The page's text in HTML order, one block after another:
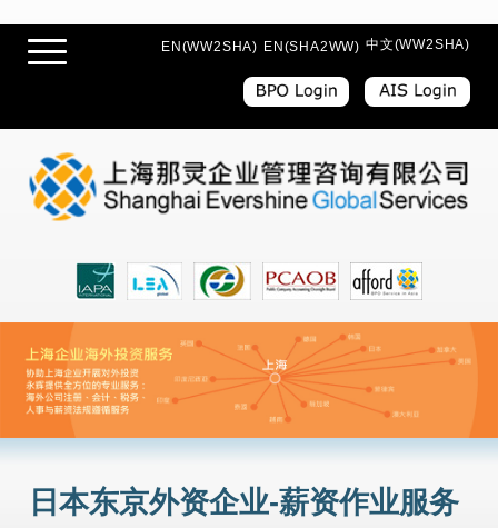
EN(WW2SHA) EN(SHA2WW) 中文(WW2SHA)
日本东京外资企业-薪资作业服务